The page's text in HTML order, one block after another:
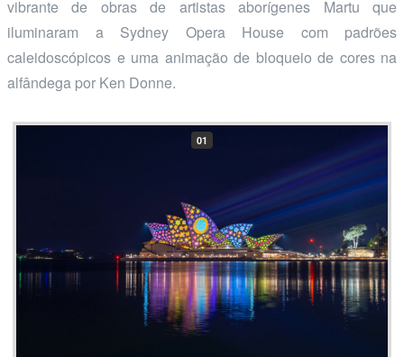
vibrante de obras de artistas aborígenes Martu que
iluminaram a Sydney Opera House com padrões
caleidoscópicos e uma animação de bloqueio de cores na
alfândega por Ken Donne.
01